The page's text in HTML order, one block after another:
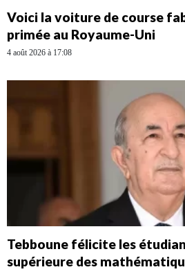
Voici la voiture de course
primée au Royaume-Uni
4 août 2026 à 17:08
Tebboune félicite les
supérieure des